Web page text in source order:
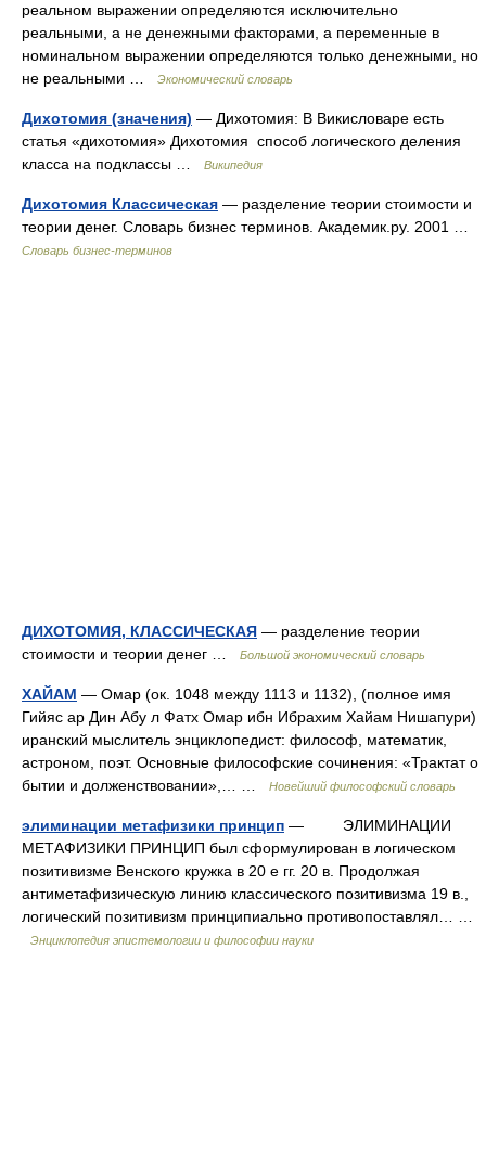
реальном выражении определяются исключительно
реальными, а не денежными факторами, а переменные в
номинальном выражении определяются только денежными, но
не реальными …
Экономический словарь
Дихотомия (значения) — Дихотомия: В Викисловаре есть
статья «дихотомия» Дихотомия способ логического деления
класса на подклассы …
Википедия
Дихотомия Классическая — разделение теории стоимости и
теории денег. Словарь бизнес терминов. Академик.ру. 2001 …
Словарь бизнес-терминов
ДИХОТОМИЯ, КЛАССИЧЕСКАЯ — разделение теории
стоимости и теории денег …
Большой экономический словарь
ХАЙАМ — Омар (ок. 1048 между 1113 и 1132), (полное имя
Гийяс ар Дин Абу л Фатх Омар ибн Ибрахим Хайам Нишапури)
иранский мыслитель энциклопедист: философ, математик,
астроном, поэт. Основные философские сочинения: «Трактат о
бытии и долженствовании»,… …
Новейший философский словарь
элиминации метафизики принцип — ЭЛИМИНАЦИИ
МЕТАФИЗИКИ ПРИНЦИП был сформулирован в логическом
позитивизме Венского кружка в 20 е гг. 20 в. Продолжая
антиметафизическую линию классического позитивизма 19 в.,
логический позитивизм принципиально противопоставлял… …
Энциклопедия эпистемологии и философии науки